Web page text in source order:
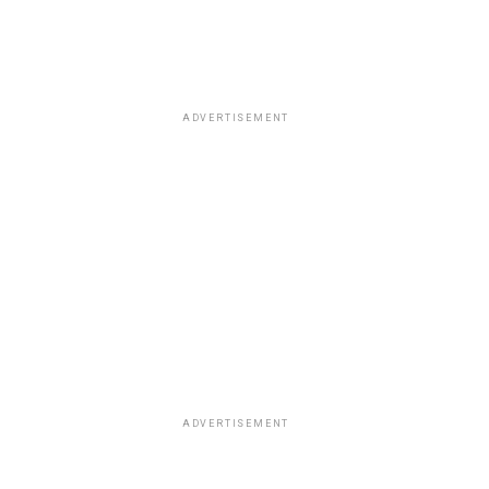
ADVERTISEMENT
ADVERTISEMENT